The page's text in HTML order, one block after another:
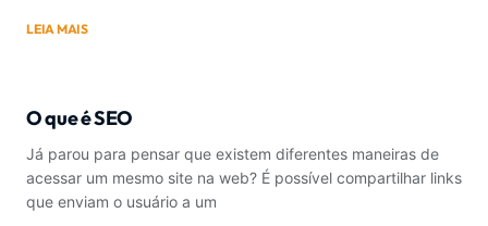
LEIA MAIS
O que é SEO
Já parou para pensar que existem diferentes maneiras de
acessar um mesmo site na web? É possível compartilhar links
que enviam o usuário a um